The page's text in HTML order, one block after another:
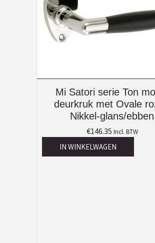
Mi Satori serie Ton
deurkruk met Ovale
Nikkel-glans/ebben
€146.35 Incl. BTW
IN WINKELWAGEN